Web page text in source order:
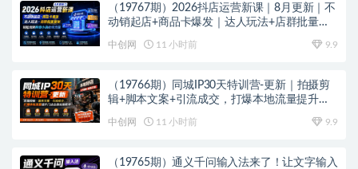
（19767期）2026抖店运营新课｜8月更新｜不
动销起店+商品卡爆发｜达人玩法+店群批量复
中创网 11 小时前 9.9
（19766期）同城IP30天特训营-更新｜拍摄剪
辑+脚本文案+引流成交，打爆本地流量提升门
中创网 11 小时前 9.9
（19765期）通义千问输入法来了！让文字输入